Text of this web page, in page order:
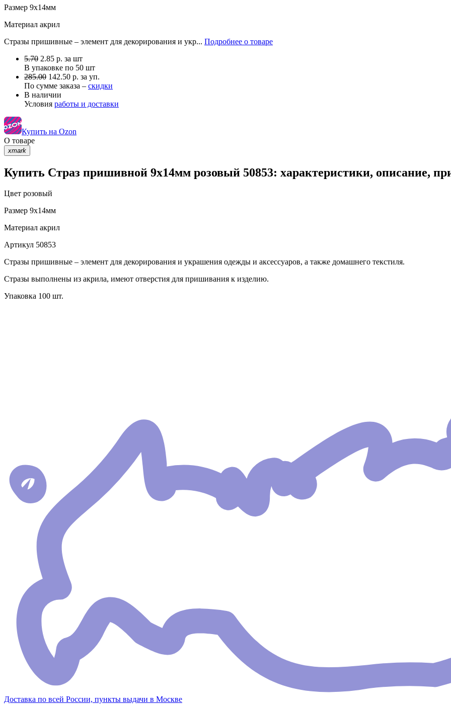
Размер 9х14мм
Материал акрил
Стразы пришивные – элемент для декорирования и укр... Подробнее о товаре
5.70 2.85 р. за шт
В упаковке по 50 шт
285.00 142.50 р. за уп.
По сумме заказа – скидки
В наличии
Условия работы и доставки
Купить на Ozon
О товаре
xmark
Купить Страз пришивной 9х14мм розовый 50853: характеристики, описание,
Цвет розовый
Размер 9х14мм
Материал акрил
Артикул 50853
Стразы пришивные – элемент для декорирования и украшения одежды и аксессуаров, а также домашнего текстиля.
Стразы выполнены из акрила, имеют отверстия для пришивания к изделию.
Упаковка 100 шт.
Доставка по всей России, пункты выдачи в Москве